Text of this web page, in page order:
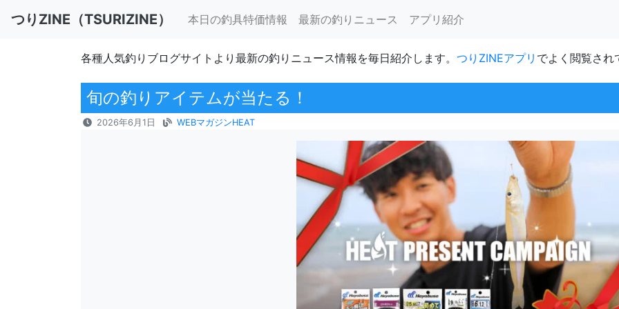
つりZINE（TSURIZINE） 本日の釣具特価情報 最新の釣りニュース アプリ紹介
各種人気釣りブログサイトより最新の釣りニュース情報を毎日紹介します。 つりZINEアプリ でよく閲覧され
旬の釣りアイテムが当たる！
2026年6月1日 WEBマガジンHEAT